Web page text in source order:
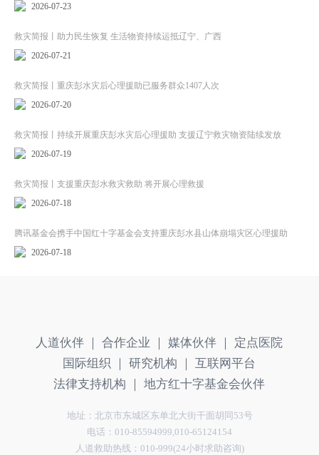
2026-07-23
救灾简报丨助力民生恢复 生活物资持续运抵辽宁、广西
2026-07-21
救灾简报丨重庆彭水灾后心理援助已服务群众1407人次
2026-07-20
救灾简报丨持续开展重庆彭水灾后心理援助 支援辽宁救灾物资陆续发放
2026-07-19
救灾简报丨支援重庆彭水救灾救助 将开展心理救援
2026-07-18
腾讯基金会携手中国红十字基金会支持重庆彭水县山体崩塌灾区心理援助
2026-07-18
人道伙伴 ｜ 合作企业 ｜ 媒体伙伴 ｜
定点医院
国际组织 ｜
研究机构 ｜
互联网平台
法律支持机构 ｜
地方红十字基金会伙伴
地址：北京市东城区东单北大街干面胡同53号
电话：010-85594999,010-65124154
人道救助热线：010-999(24小时求助咨询)